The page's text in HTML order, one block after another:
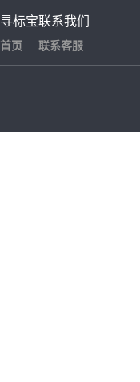
寻标宝
首页
联系我们
联系客服